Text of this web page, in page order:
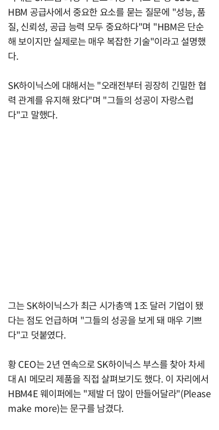
HBM 공급사에서 중요한 요소를 묻는 질문에 "성능, 품
질, 신뢰성, 공급 능력 모두 중요하다"며 "HBM은 단순
해 보이지만 실제로는 매우 복잡한 기술"이라고 설명했
다.
SK하이닉스에 대해서는 "오래전부터 굉장히 긴밀한 협
력 관계를 유지해 왔다"며 "그들의 성공이 자랑스럽
다"고 말했다.
그는 SK하이닉스가 최근 시가총액 1조 달러 기업이 됐
다는 점도 언급하며 "그들의 성공을 보게 돼 매우 기쁘
다"고 덧붙였다.
황 CEO는 2년 연속으로 SK하이닉스 부스를 찾아 차세
대 AI 메모리 제품을 직접 살펴보기도 했다. 이 자리에서
HBM4E 웨이퍼에는 "제발 더 많이 만들어달라"(Please
make more)는 문구를 남겼다.